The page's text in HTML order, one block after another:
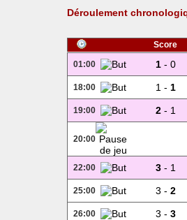
Déroulement
Score
01:00
1- 0
18:00 1 - 1
19:00 2- 1
20:00
22:00 3- 1
25:00 3 - 2
26:00 3 - 3